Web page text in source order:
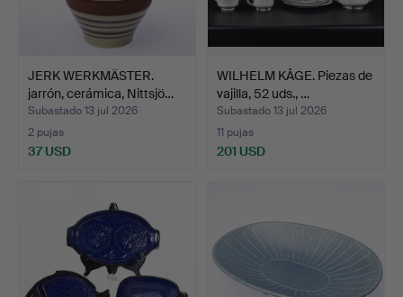
JERK WERKMÄSTER.
jarrón, cerámica, Nittsjö…
Subastado 13 jul 2026
2 pujas
37 USD
WILHELM KÅGE. Piezas de
vajilla, 52 uds., …
Subastado 13 jul 2026
11 pujas
201 USD